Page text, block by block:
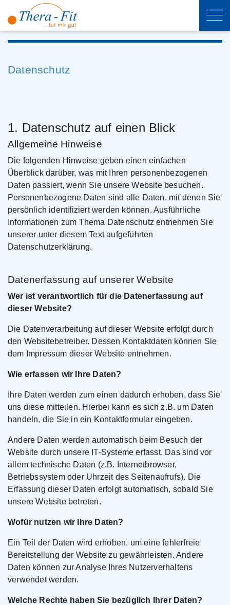
Datenschutz
1. Datenschutz auf einen Blick
Allgemeine Hinweise
Die folgenden Hinweise geben einen einfachen
Überblick darüber, was mit Ihren personenbezogenen
Daten passiert, wenn Sie unsere Website besuchen.
Personenbezogene Daten sind alle Daten, mit denen Sie
persönlich identifiziert werden können. Ausführliche
Informationen zum Thema Datenschutz entnehmen Sie
unserer unter diesem Text aufgeführten
Datenschutzerklärung.
Datenerfassung auf unserer Website
Wer ist verantwortlich für die Datenerfassung auf
dieser Website?
Die Datenverarbeitung auf dieser Website erfolgt durch
den Websitebetreiber. Dessen Kontaktdaten können Sie
dem Impressum dieser Website entnehmen.
Wie erfassen wir Ihre Daten?
Ihre Daten werden zum einen dadurch erhoben, dass Sie
uns diese mitteilen. Hierbei kann es sich z.B. um Daten
handeln, die Sie in ein Kontaktformular eingeben.
Andere Daten werden automatisch beim Besuch der
Website durch unsere IT-Systeme erfasst. Das sind vor
allem technische Daten (z.B. Internetbrowser,
Betriebssystem oder Uhrzeit des Seitenaufrufs). Die
Erfassung dieser Daten erfolgt automatisch, sobald Sie
unsere Website betreten.
Wofür nutzen wir Ihre Daten?
Ein Teil der Daten wird erhoben, um eine fehlerfreie
Bereitstellung der Website zu gewährleisten. Andere
Daten können zur Analyse Ihres Nutzerverhaltens
verwendet werden.
Welche Rechte haben Sie bezüglich Ihrer Daten?